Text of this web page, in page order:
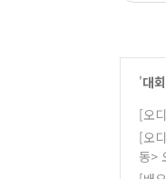
'대
[오
[오
동>